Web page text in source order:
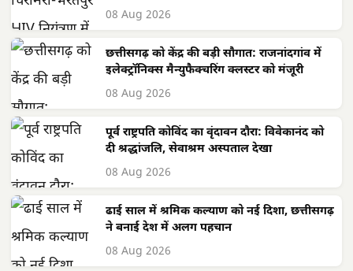
08 Aug 2026
छत्तीसगढ़ को केंद्र की बड़ी सौगात: राजनांदगांव में
इलेक्ट्रॉनिक्स मैन्युफैक्चरिंग क्लस्टर को मंजूरी
08 Aug 2026
पूर्व राष्ट्रपति कोविंद का वृंदावन दौरा: विवेकानंद को
दी श्रद्धांजलि, सेवाश्रम अस्पताल देखा
08 Aug 2026
ढाई साल में श्रमिक कल्याण को नई दिशा, छत्तीसगढ़
ने बनाई देश में अलग पहचान
08 Aug 2026